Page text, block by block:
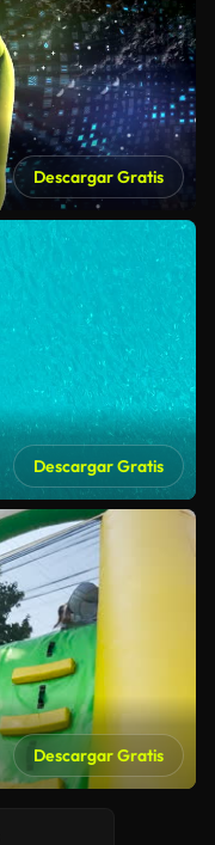
Descargar Gratis
Descargar Gratis
Descargar Gratis